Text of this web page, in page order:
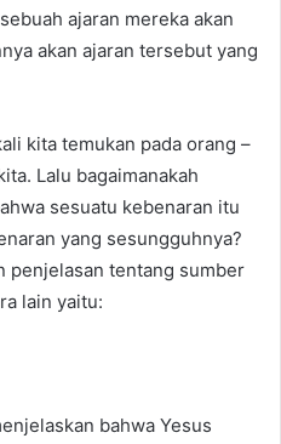
ajaran mereka akan
akan ajaran tersebut yang
kita temukan pada orang –
Lalu bagaimanakah
sesuatu kebenaran itu
yang sesungguhnya?
penjelasan tentang sumber
lain yaitu:
bahwa Yesus